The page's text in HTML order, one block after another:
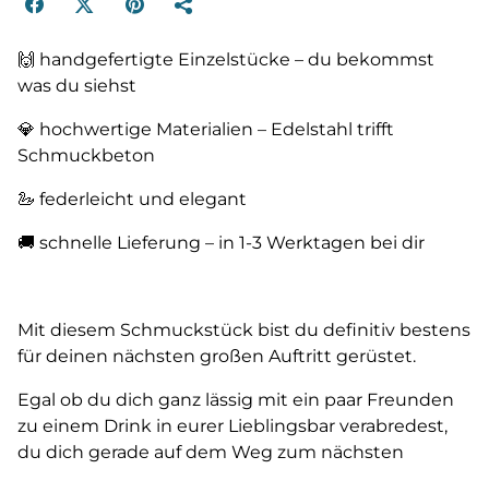
🙌 handgefertigte Einzelstücke – du bekommst
was du siehst
💎 hochwertige Materialien – Edelstahl trifft
Schmuckbeton
🦢 federleicht und elegant
🚚 schnelle Lieferung – in 1-3 Werktagen bei dir
Mit diesem Schmuckstück bist du definitiv bestens
für deinen nächsten großen Auftritt gerüstet.
Egal ob du dich ganz lässig mit ein paar Freunden
zu einem Drink in eurer Lieblingsbar verabredest,
du dich gerade auf dem Weg zum nächsten